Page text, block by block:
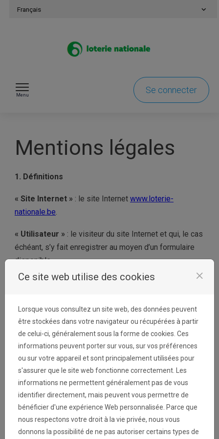
Passer au contenu
Français
Menu
Se connecter
Mentions légales
1. Définitions
« Site Internet » : le site Internet www.loterie-
nationale.be.
« Utilisateur » : le visiteur du site Internet et qui, le cas
échéant, s’y fait enregistrer au moyen d’un formulaire
disponible.
« Données de la Loterie Nationale »: tout ce qui
les données, les slogans, les mentions, les banques
de données, les graphiques, les statistiques, les
photos, les images, les portraits, les illustrations, les
dessins, les logos, les marques figuratives, les
marques verbales, les sons, les films, les séries
d’animation, les reproductions, les idées, les concepts,
etc.
2. Propriété et hébergement
Ce site web utilise des cookies close
Lorsque vous consultez un site web, des données peuvent
être stockées dans votre navigateur ou récupérées à partir
de celui-ci, généralement sous la forme de cookies. Ces
informations peuvent porter sur vous, sur vos préférences
ou sur votre appareil et sont principalement utilisées pour
s'assurer que le site web fonctionne correctement. Les
informations ne permettent généralement pas de vous
identifier directement, mais peuvent vous permettre de
bénéficier d'une expérience Web personnalisée. Parce que
nous respectons votre droit à la vie privée, nous vous
donnons la possibilité de ne pas autoriser certains types de